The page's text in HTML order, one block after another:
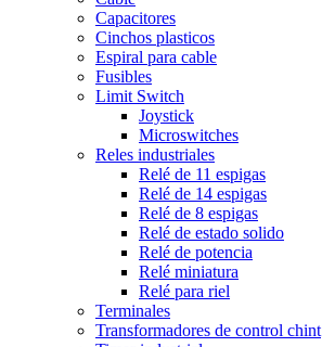
Capacitores
Cinchos plasticos
Espiral para cable
Fusibles
Limit Switch
Joystick
Microswitches
Reles industriales
Relé de 11 espigas
Relé de 14 espigas
Relé de 8 espigas
Relé de estado solido
Relé de potencia
Relé miniatura
Relé para riel
Terminales
Transformadores de control chint